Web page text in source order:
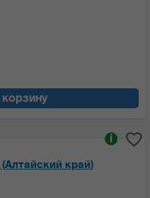
край)
i